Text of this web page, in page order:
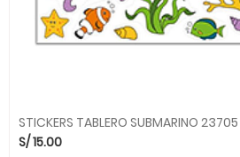
STICKERS TABLERO SUBMARINO 23705
S/15.00